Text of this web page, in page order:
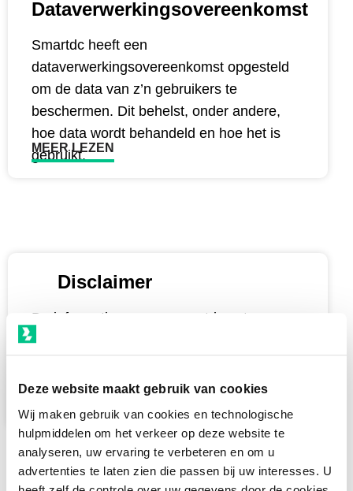
Deze website maakt gebruik van cookies
Wij maken gebruik van cookies en technologische
hulpmiddelen om het verkeer op deze website te
analyseren, uw ervaring te verbeteren en om u
advertenties te laten zien die passen bij uw interesses. U
Dataverwerkingsovereenkomst
Smartdc heeft een
dataverwerkingsovereenkomst opgesteld
om de data van z’n gebruikers te
beschermen. Dit behelst, onder andere,
hoe data wordt behandeld en hoe het is
gebruikt.
MEER LEZEN
Disclaimer
De informatie op www.smartdc.net
(“Website”) is uitsluitend bedoeld voor
informatie wordt te goeder trouw verstrekt;
wij geven echter geen enkele verklaring of